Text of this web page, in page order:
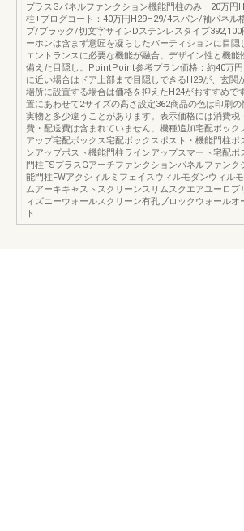
プラスGパネルファンクション機能門柱のみ 20万円
柱+プログコート：40万円H29H29/4スパン/袖パネル
プ/ブラック/切文字サインDステンレスタイプ392,100
ーホンは含まず意匠を凝らしたパーティションに目隠
エントランスに必要な機能が融合。デザイン性と機能
備えた目隠し。PointPoint参考プラン価格：約40万円
に近い場合はドア上部まで目隠しできるH29が、玄関
場所に設置する場合は価格を抑えたH24がおすすめで
置にあわせて2サイズの高さ設定362商品の色は印刷の
実物と多少違うことがあります。表示価格には消費税
費・配送費は含まれていません。機種追加宅配ボック
アップ宅配ボックス宅配ボックスポスト・機能門柱ポ
ンアップポスト機能門柱ラインアップスマート宅配ポ
門柱FSプラスGアーチファンクションパネルファンク
能門柱FWアクシィルミフェイスウィルモダンウィル
ムアーキキャストスクリーンスリムスクエアユーロブ
ィズニーウォールスクリーン有孔ブロックウォールオ
ト